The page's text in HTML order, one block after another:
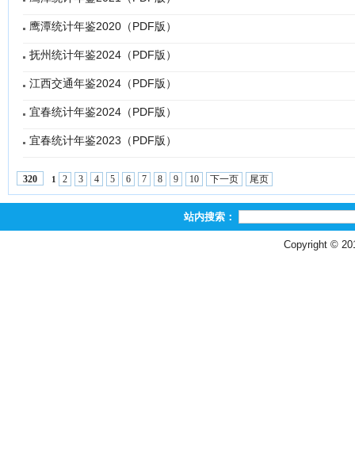
鹰潭统计年鉴2020（PDF版）
抚州统计年鉴2024（PDF版）
江西交通年鉴2024（PDF版）
宜春统计年鉴2024（PDF版）
宜春统计年鉴2023（PDF版）
320 1 2 3 4 5 6 7 8 9 10 下一页 尾页
站内搜索：
Copyright ©